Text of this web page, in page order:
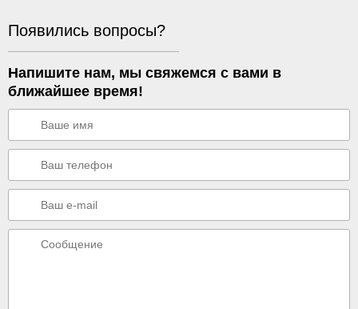
Появились вопросы?
Напишите нам, мы свяжемся с вами в
ближайшее время!